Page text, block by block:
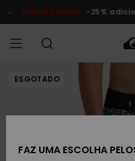
do
DUPLA PROMO -25%
HOMEM Roupas
MENINO
Roupas
MULHER
Shop
Surf
Artigos
Neve
Homem
Artigos
Outlet
Acede à
ESGOTADO
FAZ UMA ESCOLHA